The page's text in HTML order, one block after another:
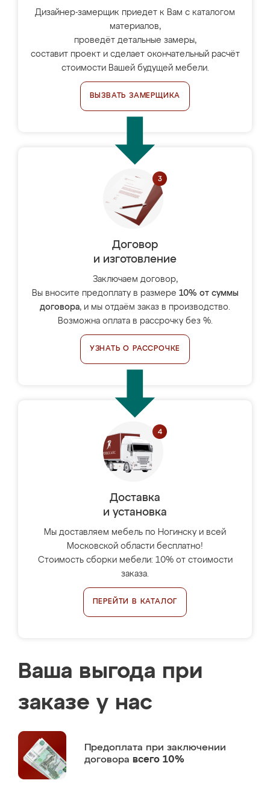
Дизайнер-замерщик приедет к Вам с каталогом
материалов,
проведёт детальные замеры,
составит проект и сделает окончательный расчёт
стоимости Вашей будущей мебели.
ВЫЗВАТЬ ЗАМЕРЩИКА
Договор
и изготовление
Заключаем договор,
Вы вносите предоплату в размере 10% от суммы
договора, и мы отдаём заказ в производство.
Возможна оплата в рассрочку без %.
УЗНАТЬ О РАССРОЧКЕ
Доставка
и установка
Мы доставляем мебель по Ногинску и всей
Московской области бесплатно!
Стоимость сборки мебели: 10% от стоимости
заказа.
ПЕРЕЙТИ В КАТАЛОГ
Ваша выгода при
заказе у нас
Предоплата при заключении
договора всего 10%